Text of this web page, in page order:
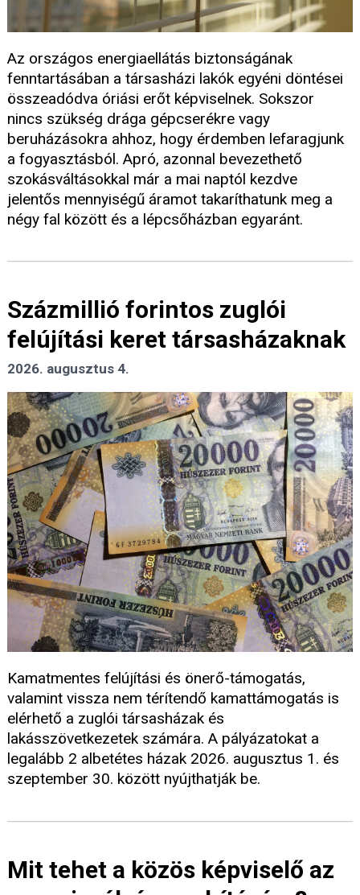
Az országos energiaellátás biztonságának
fenntartásában a társasházi lakók egyéni döntései
összeadódva óriási erőt képviselnek. Sokszor
nincs szükség drága gépcserékre vagy
beruházásokra ahhoz, hogy érdemben lefaragjunk
a fogyasztásból. Apró, azonnal bevezethető
szokásváltásokkal már a mai naptól kezdve
jelentős mennyiségű áramot takaríthatunk meg a
négy fal között és a lépcsőházban egyaránt.
Százmillió forintos zuglói
felújítási keret társasházaknak
2026. augusztus 4.
Kamatmentes felújítási és önerő-támogatás,
valamint vissza nem térítendő kamattámogatás is
elérhető a zuglói társasházak és
lakásszövetkezetek számára. A pályázatokat a
legalább 2 albetétes házak 2026. augusztus 1. és
szeptember 30. között nyújthatják be.
Mit tehet a közös képviselő az